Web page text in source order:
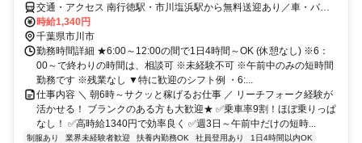
交通・アクセス 南行徳駅・市川塩浜駅から無料送迎あり／車・バイ
ク・自転車通勤OK
時給1,340円
千葉県市川市
勤務時間詳細 ★6:00～12:00の間で1日4時間～OK (休憩なし) ※6：
00～で終わりの時間は、相談可 ※未経験不可 ※午前中のみの短時間
勤務です ※残業なし ▼特に歓迎のシフト例 ・6:...
仕事内容 ＼ 朝6時～サクッと稼げるお仕事 ／ リーチフォーク経験が
活かせる！ ブランクのある方も大歓迎★ ✅乗車率9割！ほぼ乗りっぱ
なし！ ✅高時給1340円で効率良く ✅週3日～午前中だけの短時...
制服あり 業界未経験者歓迎 扶養内勤務OK 社員登用あり
1日4時間以内OK